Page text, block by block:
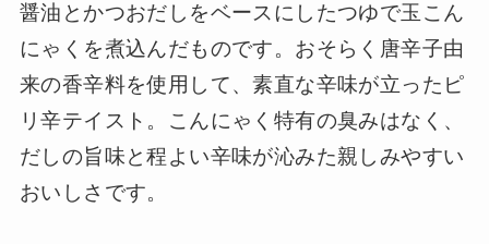
醤油とかつおだしをベースにしたつゆで玉こん
にゃくを煮込んだものです。おそらく唐辛子由
来の香辛料を使用して、素直な辛味が立ったピ
リ辛テイスト。こんにゃく特有の臭みはなく、
だしの旨味と程よい辛味が沁みた親しみやすい
おいしさです。